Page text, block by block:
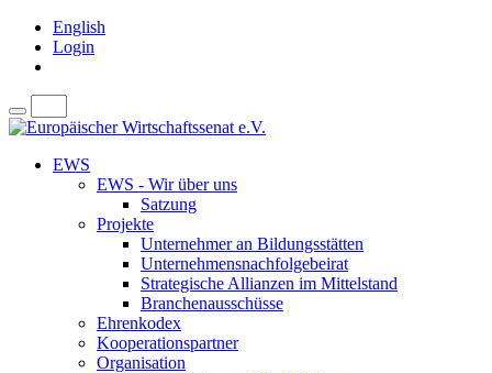
English
Login
EWS
EWS - Wir über uns
Satzung
Projekte
Unternehmer an Bildungsstätten
Unternehmensnachfolgebeirat
Strategische Allianzen im Mittelstand
Branchenausschüsse
Ehrenkodex
Kooperationspartner
Organisation